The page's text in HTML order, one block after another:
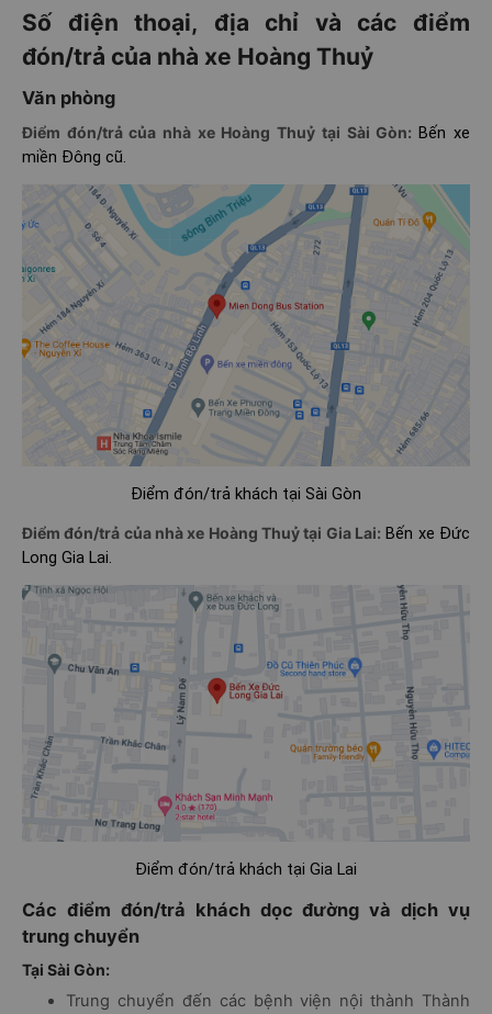
Số điện thoại, địa chỉ và các điểm
đón/trả của nhà xe Hoàng Thuỷ
Văn phòng
Điểm đón/trả của nhà xe Hoàng Thuỷ tại Sài Gòn: Bến xe
miền Đông cũ.
Điểm đón/trả khách tại Sài Gòn
Điểm đón/trả của nhà xe Hoàng Thuỷ tại Gia Lai: Bến xe Đức
Long Gia Lai.
Điểm đón/trả khách tại Gia Lai
Các điểm đón/trả khách dọc đường và dịch vụ
trung chuyển
Tại Sài Gòn:
Trung chuyển đến các bệnh viện nội thành Thành